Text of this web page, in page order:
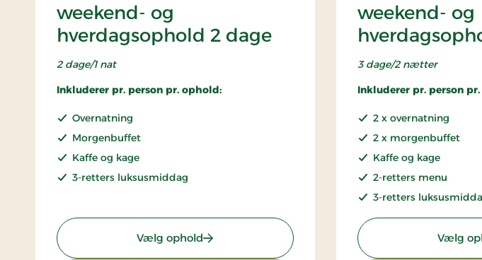
weekend- og
hverdagsophold 2 dage
2 dage/1 nat
Inkluderer pr. person pr. ophold:
Overnatning
Morgenbuffet
Kaffe og kage
3-retters luksusmiddag
Vælg ophold: weekend- og hverdagsophold 2 dage
weekend- og
3 dage/2 nætter
Inkluderer pr. person
2 x overnatning
2 x morgenbuffet
Kaffe og kage
2-retters menu
3-retters
Vælg